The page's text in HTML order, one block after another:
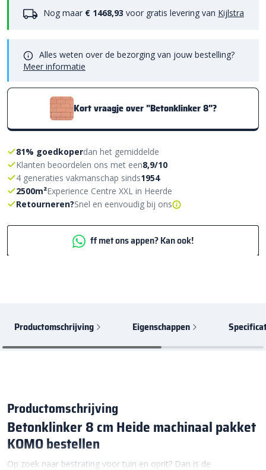
Nog maar € 1468,93 voor gratis levering van Kijlstra
Alles weten over de bezorging van jouw bestelling?
Meer informatie
Kort vraagje over "Betonklinker 8"?
81% goedkoperdan het gemiddelde
Klanten beoordelen ons met een8,9/10
4 generaties vakmanschap sinds1954
2500m²Experience Centre XXL in Heerde
Retourneren?Snel en eenvoudig bij ons
ff met ons appen? Kan ook!
Productomschrijving Eigenschappen
Productomschrijving
Betonklinker 8 cm Heide machinaal pakket
KOMO bestellen
Op zoek naar bestrating voor tuin en oprit? Dan is de